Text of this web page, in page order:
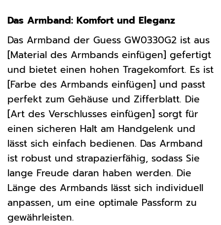
Das Armband: Komfort und Eleganz
Das Armband der Guess GW0330G2 ist aus
[Material des Armbands einfügen] gefertigt
und bietet einen hohen Tragekomfort. Es ist
[Farbe des Armbands einfügen] und passt
perfekt zum Gehäuse und Zifferblatt. Die
[Art des Verschlusses einfügen] sorgt für
einen sicheren Halt am Handgelenk und
lässt sich einfach bedienen. Das Armband
ist robust und strapazierfähig, sodass Sie
lange Freude daran haben werden. Die
Länge des Armbands lässt sich individuell
anpassen, um eine optimale Passform zu
gewährleisten.